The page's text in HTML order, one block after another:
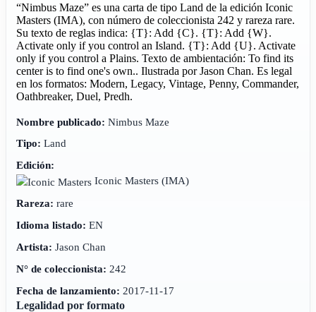
“Nimbus Maze” es una carta de tipo Land de la edición Iconic
Masters (IMA), con número de coleccionista 242 y rareza rare.
Su texto de reglas indica: {T}: Add {C}. {T}: Add {W}.
Activate only if you control an Island. {T}: Add {U}. Activate
only if you control a Plains. Texto de ambientación: To find its
center is to find one's own.. Ilustrada por Jason Chan. Es legal
en los formatos: Modern, Legacy, Vintage, Penny, Commander,
Oathbreaker, Duel, Predh.
Nombre publicado: Nimbus Maze
Tipo: Land
Edición:
Iconic Masters(IMA)
Rareza: rare
Idioma listado: EN
Artista: Jason Chan
N° de coleccionista: 242
Fecha de lanzamiento: 2017-11-17
Legalidad por formato